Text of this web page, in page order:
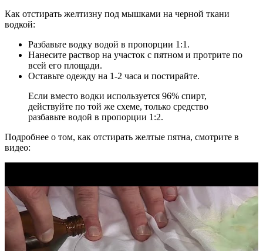
Как отстирать желтизну под мышками на черной ткани
водкой:
Разбавьте водку водой в пропорции 1:1.
Нанесите раствор на участок с пятном и протрите по
всей его площади.
Оставьте одежду на 1-2 часа и постирайте.
Если вместо водки используется 96% спирт,
действуйте по той же схеме, только средство
разбавьте водой в пропорции 1:2.
Подробнее о том, как отстирать желтые пятна, смотрите в
видео: